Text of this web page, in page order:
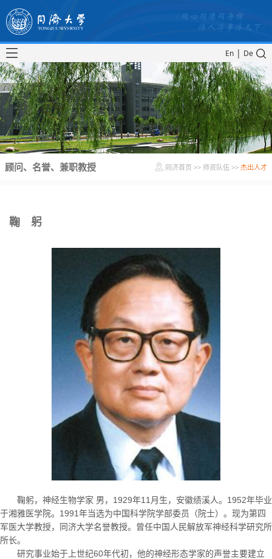
En | De
顾问、名誉、兼职教授 同济首页 >> 师资队伍 >> 杰出人才
鞠 躬
鞠躬，神经生物学家 男， 1929年11 月生，安徽绩溪人。 1952年毕业
于湘雅医学院。 1991年当选为中国科学院学部委员（院士）。现为第四
军医大学教授，同济大学名誉教授。曾任中国人民解放军神经科学研究所
所长。
研究事业始于上世纪60年代初，他的神经形态学家的声誉主要建立